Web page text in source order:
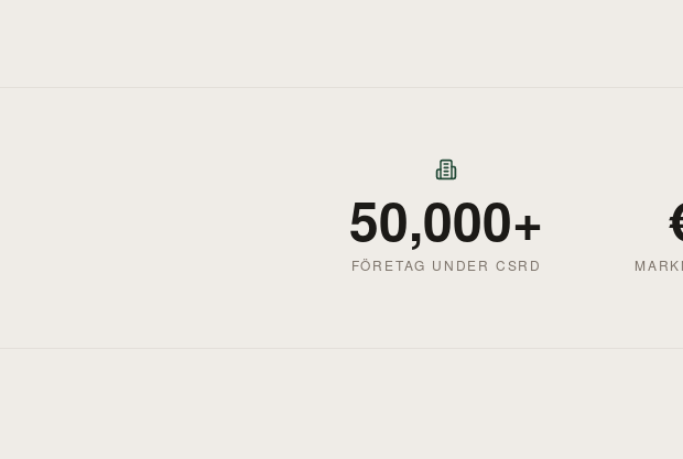
50,000+
FÖRETAG UNDER CSRD